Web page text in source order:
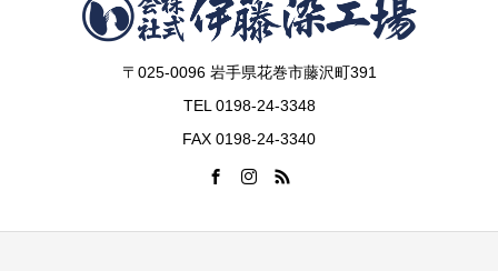
〒025-0096 岩手県花巻市藤沢町391
TEL 0198-24-3348
FAX 0198-24-3340